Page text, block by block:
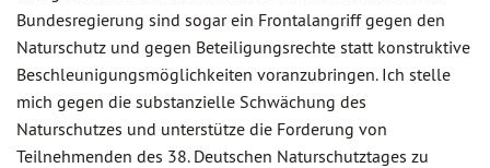
Bundesregierung sind sogar ein Frontalangriff gegen den
Naturschutz und gegen Beteiligungsrechte statt konstruktive
Beschleunigungsmöglichkeiten voranzubringen. Ich stelle
mich gegen die substanzielle Schwächung des
Naturschutzes und unterstütze die Forderung von
Teilnehmenden des 38. Deutschen Naturschutztages zu